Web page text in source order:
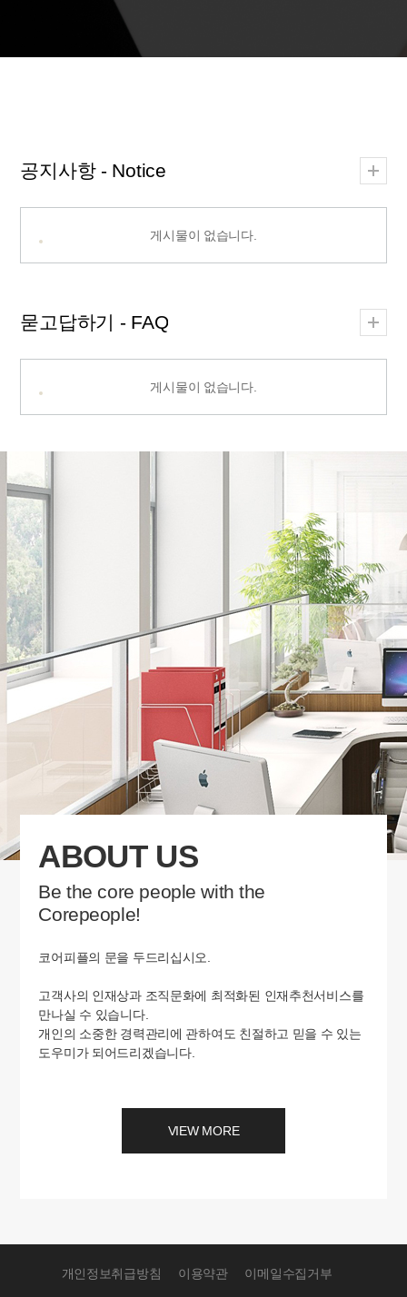
공지사항 - Notice
게시물이 없습니다.
묻고답하기 - FAQ
게시물이 없습니다.
ABOUT US
Be the core people with the
Corepeople!
코어피플의 문을 두드리십시오.
고객사의 인재상과 조직문화에 최적화된 인재추천서비스를
만나실 수 있습니다.
개인의 소중한 경력관리에 관하여도 친절하고 믿을 수 있는
도우미가 되어드리겠습니다.
VIEW MORE
개인정보취급방침 이용약관 이메일수집거부